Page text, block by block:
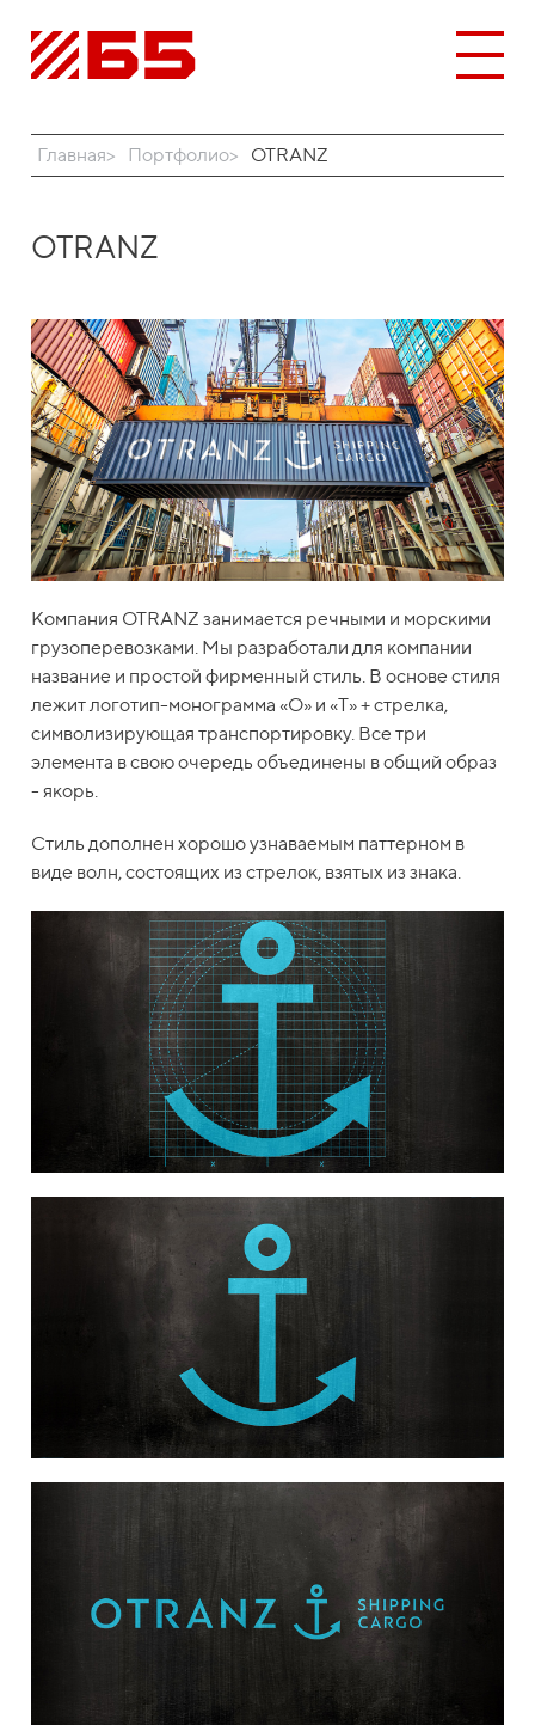
Главная Портфолио OTRANZ
OTRANZ
Компания OTRANZ занимается речными и морскими
грузоперевозками. Мы разработали для компании
название и простой фирменный стиль. В основе стиля
лежит логотип-монограмма «О» и «Т» + стрелка,
символизирующая транспортировку. Все три
элемента в свою очередь объединены в общий образ
- якорь.
Стиль дополнен хорошо узнаваемым паттерном в
виде волн, состоящих из стрелок, взятых из знака.